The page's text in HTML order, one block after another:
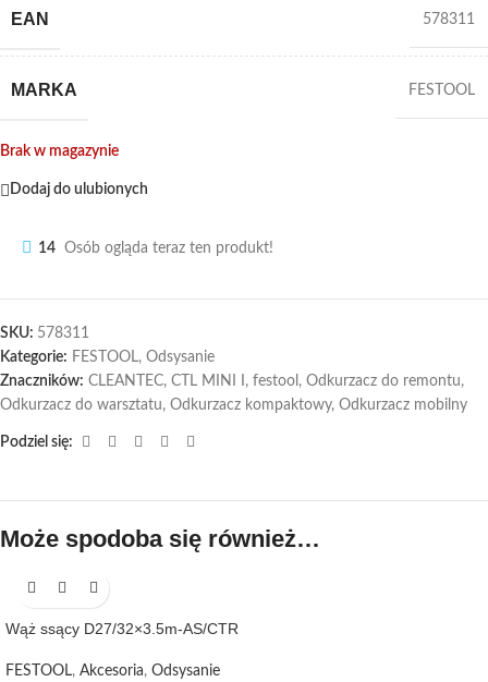
EAN 578311
MARKA FESTOOL
Brak w magazynie
Dodaj do ulubionych
14 Osób ogląda teraz ten produkt!
SKU: 578311
Kategorie: FESTOOL, Odsysanie
Znaczników: CLEANTEC, CTL MINI I , festool , Odkurzacz do remontu,
Odkurzacz do warsztatu, Odkurzacz kompaktowy, Odkurzacz mobilny
Podziel się:
Może spodoba się również…
Wąż ssący D27/32×3.5m-AS/CTR
FESTOOL, Akcesoria, Odsysanie